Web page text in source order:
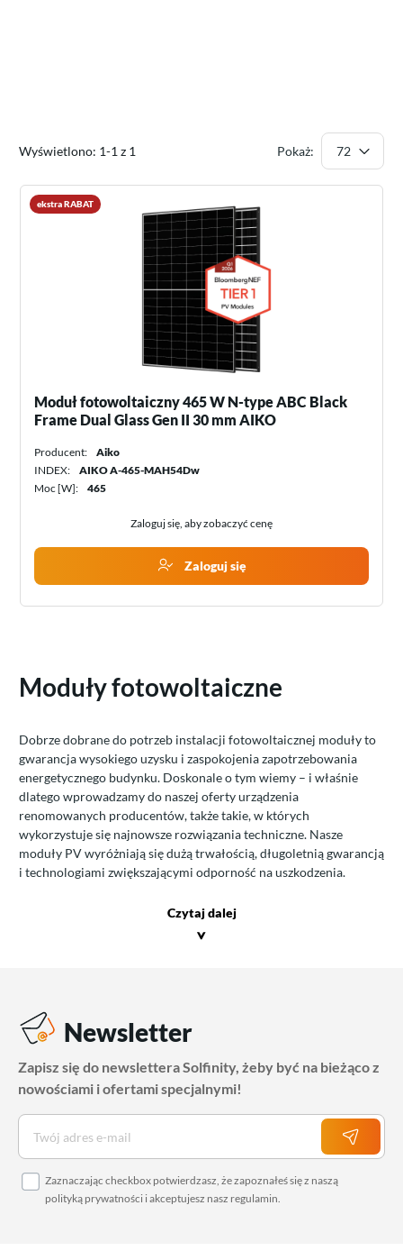
Wyświetlono: 1-1 z 1 Pokaż:
ekstra RABAT
Moduł fotowoltaiczny 465 W N-type ABC Black
Frame Dual Glass Gen II 30 mm AIKO
Producent:
Aiko
INDEX:
AIKO A-465-MAH54Dw
Moc [W]:
465
Zaloguj się, aby zobaczyć cenę
Zaloguj się
Moduły fotowoltaiczne
Dobrze dobrane do potrzeb instalacji fotowoltaicznej moduły to
gwarancja wysokiego uzysku i zaspokojenia zapotrzebowania
energetycznego budynku. Doskonale o tym wiemy – i właśnie
dlatego wprowadzamy do naszej oferty urządzenia
renomowanych producentów, także takie, w których
wykorzystuje się najnowsze rozwiązania techniczne. Nasze
moduły PV wyróżniają się dużą trwałością, długoletnią gwarancją
i technologiami zwiększającymi odporność na uszkodzenia.
Czytaj dalej
>
Newsletter
Zapisz się do newslettera Solfinity, żeby być na bieżąco z
nowościami i ofertami specjalnymi!
Zaznaczając checkbox potwierdzasz, że zapoznałeś się z naszą
polityką prywatności i akceptujesz nasz regulamin.